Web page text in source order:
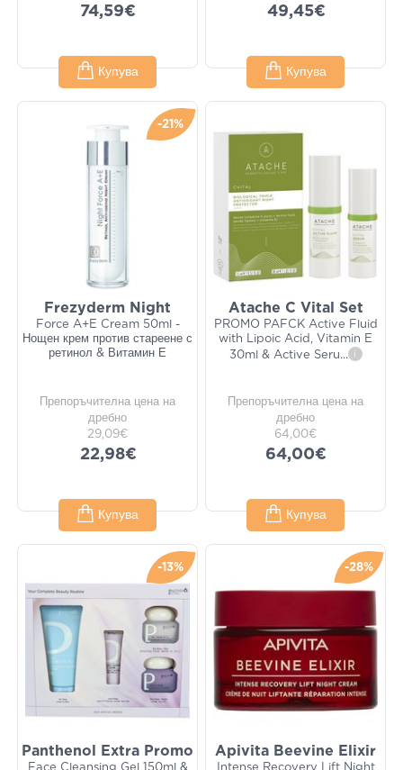
74,59€
Купува
49,45€
Купува
-21%
Frezyderm Night
Force A+E Cream 50ml -
Нощен крем против стареене с
ретинол & Витамин Е
Препоръчителна цена на
дребно
29,09€
22,98€
Купува
Atache C Vital Set
PROMO PAFCK Active Fluid
with Lipoic Acid, Vitamin E
30ml & Active Seru... i
Препоръчителна цена на
дребно
64,00€
64,00€
Купува
-13%
Panthenol Extra Promo
-28%
Apivita Beevine Elixir